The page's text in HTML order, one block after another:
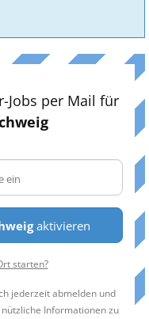
Jobs per Mail für
aktivieren
starten?
jederzeit abmelden und
Informationen zu